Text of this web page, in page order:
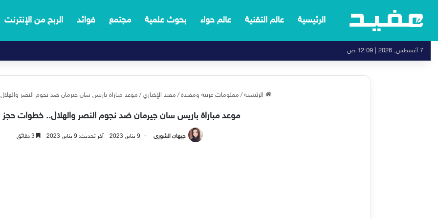
الرئيسية عالم التقنية عالم حواء بحوث علمية مجتمع فوائد الربح من الإنترنت
7 أغسطس, 2026 | 12:09 ص
الرئيسية / معلومات غريبة ومفيدة / مفيد الإخباري / موعد مباراة باريس سان جيرمان ضد نجوم النصر
موعد مباراة باريس سان جيرمان ضد نجوم النصر والهلال.. خطوات حجز
جيهان الشورى 9 يناير, 2023 آخر تحديث: 9 يناير, 2023